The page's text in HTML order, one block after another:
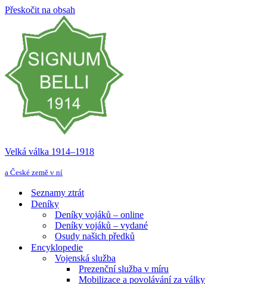
Přeskočit na obsah
Velká válka 1914–⁠⁠⁠⁠⁠⁠1918
a České země v ní
Seznamy ztrát
Deníky
Deníky vojáků – online
Deníky vojáků – vydané
Osudy našich předků
Encyklopedie
Vojenská služba
Prezenční služba v míru
Mobilizace a povolávání za války